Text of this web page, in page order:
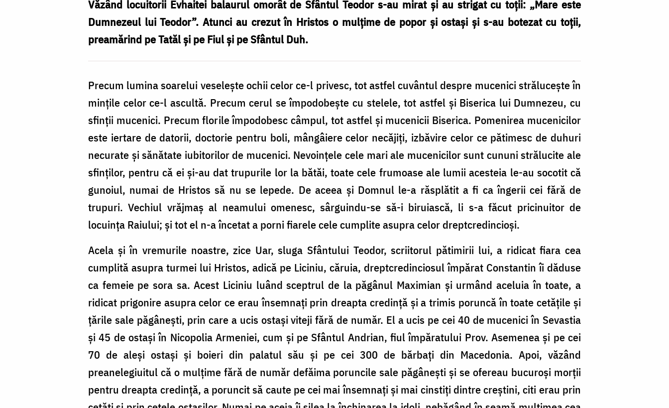
Văzând locuitorii Evhaitei balaurul omorât de Sfântul Teodor s-au mirat și au strigat cu toții: „Mare este
Dumnezeul lui Teodor”. Atunci au crezut în Hristos o mulțime de popor și ostași și s-au botezat cu toții,
preamărind pe Tatăl și pe Fiul și pe Sfântul Duh.
Precum lumina soarelui veselește ochii celor ce-l privesc, tot astfel cuvântul despre mucenici strălucește în
mințile celor ce-l ascultă. Precum cerul se împodobește cu stelele, tot astfel și Biserica lui Dumnezeu, cu
sfinții mucenici. Precum florile împodobesc câmpul, tot astfel și mucenicii Biserica. Pomenirea mucenicilor
este iertare de datorii, doctorie pentru boli, mângâiere celor necăjiți, izbăvire celor ce pătimesc de duhuri
necurate și sănătate iubitorilor de mucenici. Nevoințele cele mari ale mucenicilor sunt cununi strălucite ale
sfinților, pentru că ei și-au dat trupurile lor la bătăi, toate cele frumoase ale lumii acesteia le-au socotit că
gunoiul, numai de Hristos să nu se lepede. De aceea și Domnul le-a răsplătit a fi ca îngerii cei fără de
trupuri. Vechiul vrăjmaș al neamului omenesc, sârguindu-se să-i biruiască, li s-a făcut pricinuitor de
locuința Raiului; și tot el n-a încetat a porni fiarele cele cumplite asupra celor dreptcredincioși.
Acela și în vremurile noastre, zice Uar, sluga Sfântului Teodor, scriitorul pătimirii lui, a ridicat fiara cea
cumplită asupra turmei lui Hristos, adică pe Liciniu, căruia, dreptcredinciosul împărat Constantin îi dăduse
ca femeie pe sora sa. Acest Liciniu luând sceptrul de la păgânul Maximian și urmând aceluia în toate, a
ridicat prigonire asupra celor ce erau însemnați prin dreapta credință și a trimis poruncă în toate cetățile și
țările sale păgânești, prin care a ucis ostași viteji fără de număr. El a ucis pe cei 40 de mucenici în Sevastia
și 45 de ostași în Nicopolia Armeniei, cum și pe Sfântul Andrian, fiul împăratului Prov. Asemenea și pe cei
70 de aleși ostași și boieri din palatul său și pe cei 300 de bărbați din Macedonia. Apoi, văzând
preanelegiuitul că o mulțime fără de număr defăima poruncile sale păgânești și se ofereau bucuroși morții
pentru dreapta credință, a poruncit să caute pe cei mai însemnați și mai cinstiți dintre creștini, citi erau prin